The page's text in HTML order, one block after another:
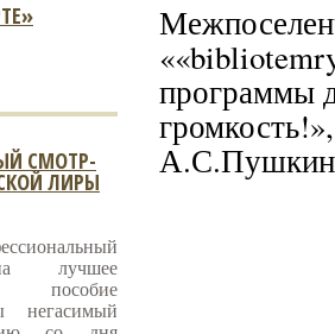
программы
СМОТР-
ЛИРЫ
лучшее
пособие
негасимый